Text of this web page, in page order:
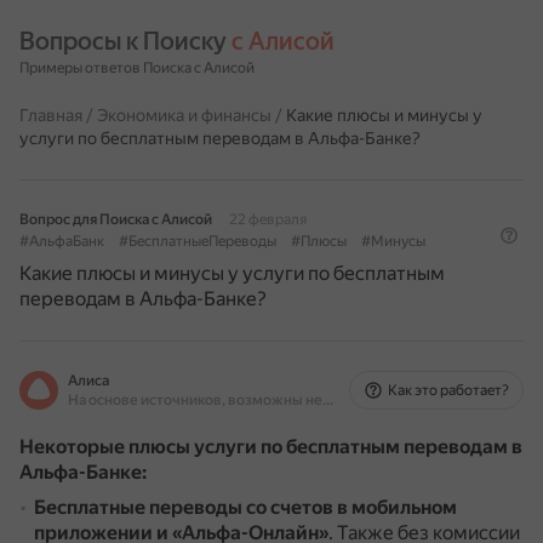
Вопросы к Поиску с Алисой
Примеры ответов Поиска с Алисой
Главная / Экономика и финансы / Какие плюсы и минусы у
услуги по бесплатным переводам в Альфа-Банке?
Вопрос для Поиска с Алисой
22 февраля
#АльфаБанк
#БесплатныеПереводы #Плюсы #Минусы
Какие плюсы и минусы у услуги по бесплатным
переводам в Альфа-Банке?
Алиса
На основе источников, возможны неточности
Как это работает?
Некоторые плюсы услуги по бесплатным переводам в
Альфа-Банке:
Бесплатные переводы со счетов в мобильном
приложении и «Альфа-Онлайн». Также без комиссии